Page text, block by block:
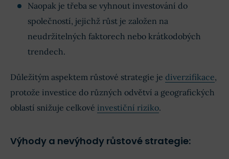
Naopak je třeba se vyhnout investování do
společností, jejichž růst je založen na
neudržitelných faktorech nebo krátkodobých
trendech.
Důležitým aspektem růstové strategie je diverzifikace,
protože investice do různých odvětví a geografických
oblastí snižuje celkové investiční riziko.
Výhody a nevýhody růstové strategie: